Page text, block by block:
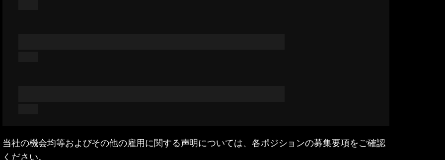
当社の機会均等およびその他の雇用に関する声明については、各ポジションの募集要項をご確認
ください。